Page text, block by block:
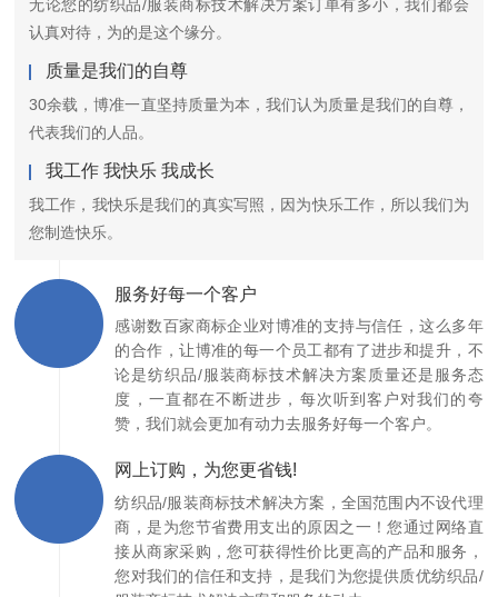
无论您的纺织品/服装商标技术解决方案订单有多小，我们都会
认真对待，为的是这个缘分。
质量是我们的自尊
30余载，博准一直坚持质量为本，我们认为质量是我们的自尊，
代表我们的人品。
我工作 我快乐 我成长
我工作，我快乐是我们的真实写照，因为快乐工作，所以我们为
您制造快乐。
服务好每一个客户
感谢数百家商标企业对博准的支持与信任，这么多年
的合作，让博准的每一个员工都有了进步和提升，不
论是纺织品/服装商标技术解决方案质量还是服务态
度，一直都在不断进步，每次听到客户对我们的夸
赞，我们就会更加有动力去服务好每一个客户。
网上订购，为您更省钱!
纺织品/服装商标技术解决方案，全国范围内不设代理
商，是为您节省费用支出的原因之一！您通过网络直
接从商家采购，您可获得性价比更高的产品和服务，
您对我们的信任和支持，是我们为您提供质优纺织品/